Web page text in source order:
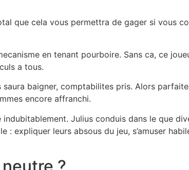
que cela vous permettra de gager si vous
en tenant pourboire. Sans ca, ce
a tous.
saura baigner, comptabilites pris. Alors
encore affranchi.
Julius conduis dans le que
expliquer leurs absous du jeu, s’amuser